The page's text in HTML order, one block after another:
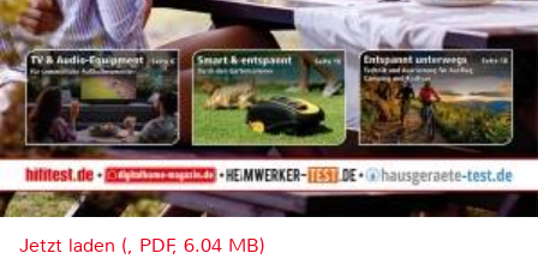
Jetzt laden (, PDF, 6.04 MB)